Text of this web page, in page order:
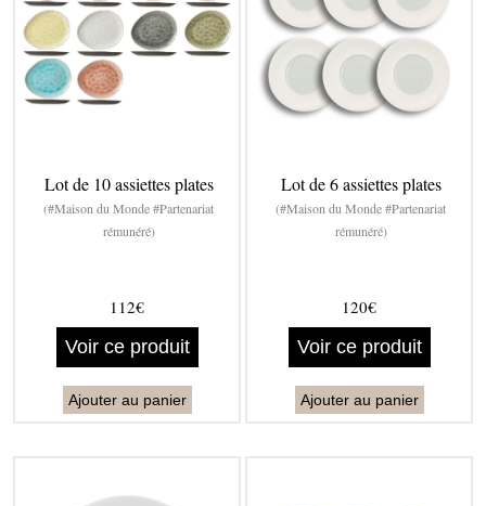
Lot de 10 assiettes plates
(#Maison du Monde #Partenariat
rémunéré)
112€
Voir ce produit
Ajouter au panier
Lot de 6 assiettes plates
(#Maison du Monde #Partenariat
rémunéré)
120€
Voir ce produit
Ajouter au panier